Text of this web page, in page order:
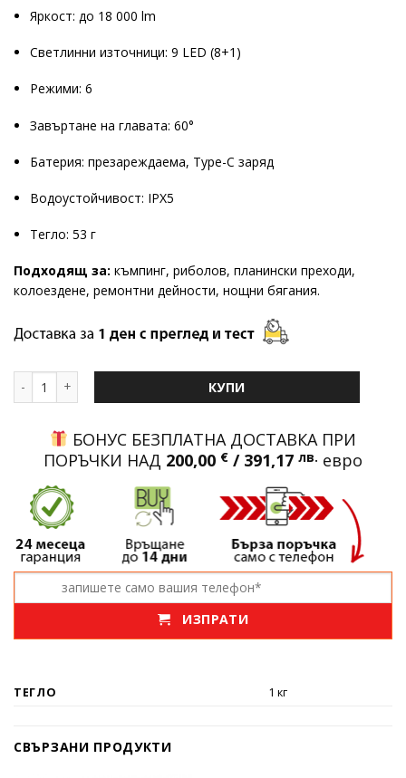
Яркост: до 18 000 lm
Светлинни източници: 9 LED (8+1)
Режими: 6
Завъртане на главата: 60°
Батерия: презареждаема, Type-C заряд
Водоустойчивост: IPX5
Тегло: 53 г
Подходящ за: къмпинг, риболов, планински преходи,
колоездене, ремонтни дейности, нощни бягания.
КУПИ
БОНУС БЕЗПЛАТНА ДОСТАВКА ПРИ
ПОРЪЧКИ НАД 200,00 € / 391,17 лв. евро
ИЗПРАТИ
ТЕГЛО 1 кг
СВЪРЗАНИ ПРОДУКТИ